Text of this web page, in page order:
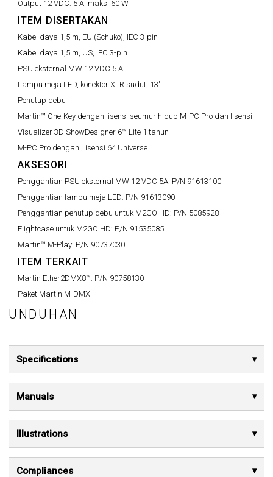
Output 12 VDC: 5 A, maks. 60 W
ITEM DISERTAKAN
Kabel daya 1,5 m, EU (Schuko), IEC 3-pin
Kabel daya 1,5 m, US, IEC 3-pin
PSU eksternal MW 12 VDC 5 A
Lampu meja LED, konektor XLR sudut, 13"
Penutup debu
Martin™ One-Key dengan lisensi seumur hidup M-PC Pro dan lisensi
Visualizer 3D ShowDesigner 6™ Lite 1 tahun
M-PC Pro dengan Lisensi 64 Universe
AKSESORI
Penggantian PSU eksternal MW 12 VDC 5A: P/N 91613100
Penggantian lampu meja LED: P/N 91613090
Penggantian penutup debu untuk M2GO HD: P/N 5085928
Flightcase untuk M2GO HD: P/N 91535085
Martin™ M-Play: P/N 90737030
ITEM TERKAIT
Martin Ether2DMX8™: P/N 90758130
Paket Martin M-DMX
UNDUHAN
Specifications
Manuals
Illustrations
Compliances